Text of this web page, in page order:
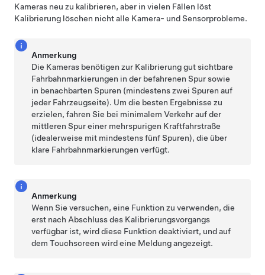
Kameras neu zu kalibrieren, aber in vielen Fällen löst
Kalibrierung löschen nicht alle Kamera- und Sensorprobleme.
Anmerkung
Die Kameras benötigen zur Kalibrierung gut sichtbare
Fahrbahnmarkierungen in der befahrenen Spur sowie
in benachbarten Spuren (mindestens zwei Spuren auf
jeder Fahrzeugseite). Um die besten Ergebnisse zu
erzielen, fahren Sie bei minimalem Verkehr auf der
mittleren Spur einer mehrspurigen Kraftfahrstraße
(idealerweise mit mindestens fünf Spuren), die über
klare Fahrbahnmarkierungen verfügt.
Anmerkung
Wenn Sie versuchen, eine Funktion zu verwenden, die
erst nach Abschluss des Kalibrierungsvorgangs
verfügbar ist, wird diese Funktion deaktiviert, und auf
dem Touchscreen wird eine Meldung angezeigt.